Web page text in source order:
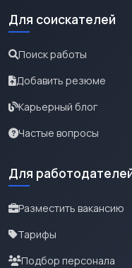
Для соискателей
Поиск работы
Добавить резюме
Карьерный блог
Частые вопросы
Для
Разместить вакансию
Тарифы
Подбор персонала